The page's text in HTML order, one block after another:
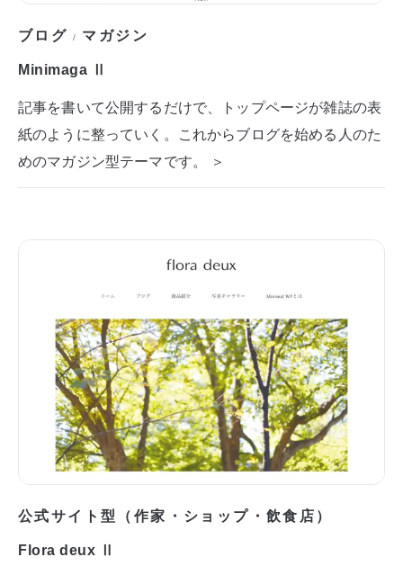
ブログ / マガジン
Minimaga Ⅱ
記事を書いて公開するだけで、トップページが雑誌の表
紙のように整っていく。これからブログを始める人のた
めのマガジン型テーマです。 ＞
公式サイト型（作家・ショップ・飲食店）
Flora deux Ⅱ